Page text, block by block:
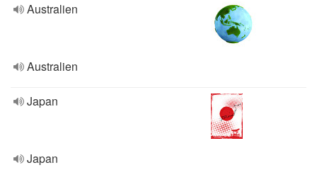
Australien
Australien
Japan
Japan